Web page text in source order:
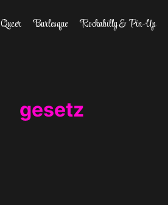
Queer Burlesque Rockabilly & Pin-Up
gesetz